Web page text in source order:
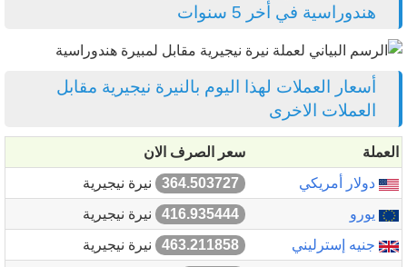
هندوراسية في أخر 5 سنوات
أسعار العملات لهذا اليوم بالنيرة نيجيرية مقابل
العملات الاخرى
العملة
سعر الصرف الان
دولار أمريكي
364.503727
نيرة نيجيرية
يورو
416.935444
نيرة نيجيرية
جنيه إسترليني
463.211858
نيرة نيجيرية